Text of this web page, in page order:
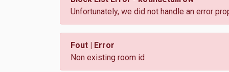
Unfortunately, we did not handle an error
Fout | Error
Non existing room id